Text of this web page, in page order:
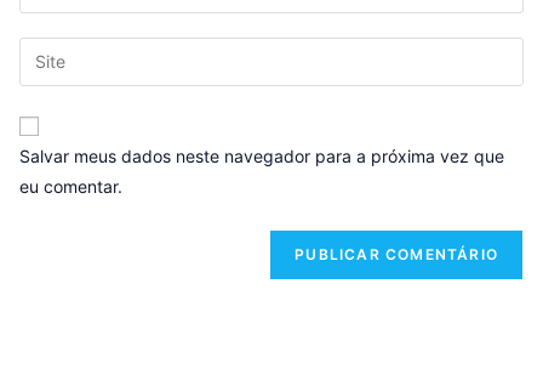
Salvar meus dados neste navegador para a próxima vez que
eu comentar.